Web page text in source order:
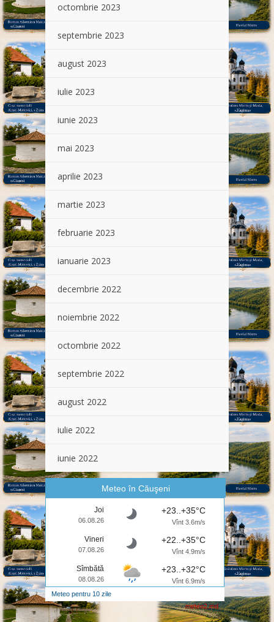
octombrie 2023
septembrie 2023
august 2023
iulie 2023
iunie 2023
mai 2023
aprilie 2023
martie 2023
februarie 2023
ianuarie 2023
decembrie 2022
noiembrie 2022
octombrie 2022
septembrie 2022
august 2022
iulie 2022
iunie 2022
Meteo în Căuşeni
Joi
06.08.26
+23..+35°C
Vînt 3.6m/s
Vineri
07.08.26
+22..+35°C
Vînt 4.9m/s
Sîmbătă
08.08.26
+23..+32°C
Vînt 6.9m/s
Meteo pentru 10 zile
meteo2.md